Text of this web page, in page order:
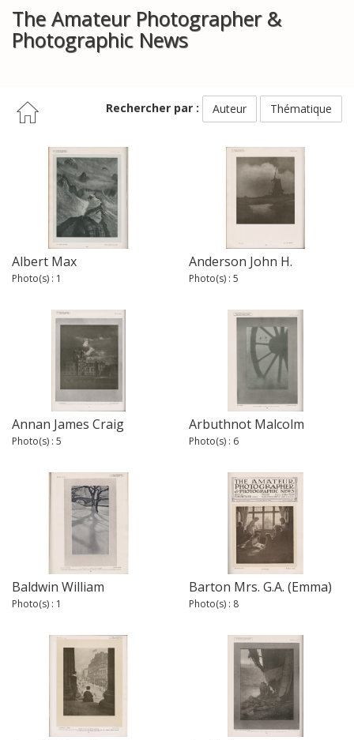
The Amateur Photographer &
Photographic News
Rechercher par : Auteur Thématique
Albert Max
Photo(s) : 1
Anderson John H.
Photo(s) : 5
Annan James Craig
Photo(s) : 5
Arbuthnot Malcolm
Photo(s) : 6
Baldwin William
Photo(s) : 1
Barton Mrs. G.A. (Emma)
Photo(s) : 8